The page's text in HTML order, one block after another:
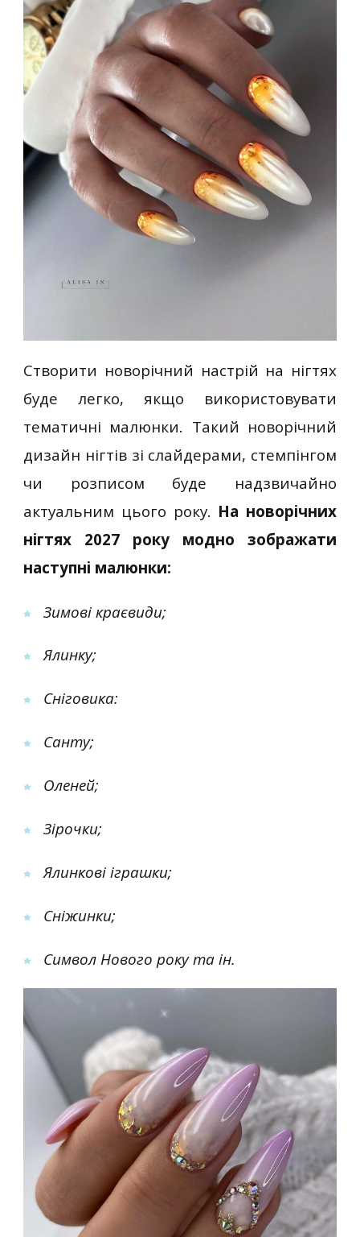
Створити новорічний настрій на нігтях
буде легко, якщо використовувати
тематичні малюнки. Такий новорічний
дизайн нігтів зі слайдерами, стемпінгом
чи розписом буде надзвичайно
актуальним цього року. На новорічних
нігтях 2027 року модно зображати
наступні малюнки:
Зимові краєвиди;
Ялинку;
Сніговика:
Санту;
Оленей;
Зірочки;
Ялинкові іграшки;
Сніжинки;
Символ Нового року та ін.